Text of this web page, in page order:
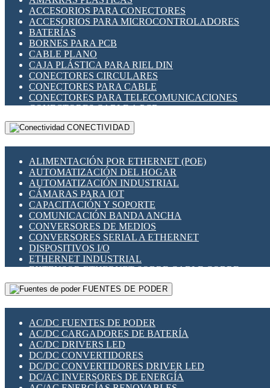
INDICADORES PARA PANEL
INTERFACES DE RELÉ
INTERRUPTORES FIN DE CARRERA
LLAVES CONMUTADORAS
MEDIDORES DE ENERGÍA Y TC'S DE CORRIENTE
MOTORES PASO A PASO
PANTALLAS HMI
PLC -CONTROLADORES LÓGICO PROGRAMABLES
PROGRAMADORES DE HORARIO
RELÉS DE PROTECCIÓN
SENSORES CAPACITIVOS
SENSORES INDUCTIVOS
TEMPORIZADORES
VARIACS
VARIADORES DE FRECUENCIA [VDF]
SECCIONADORES - INTERRUPTORES
MAQUINARIA
ACCESORIOS PARA CONECTORES
ACCESORIOS PARA MICROCONTROLADORES
BATERÍAS
BORNES PARA PCB
CABLE PLANO
CAJA PLÁSTICA PARA RIEL DIN
CONECTORES CIRCULARES
CONECTORES PARA CABLE
CONECTORES PARA TELECOMUNICACIONES
CONECTORES CABLE A PCB
CONECTORES PCB A CABLE
DIP SWITCHES
HERRAMIENTAS VARIAS
ILUMINACIÓN LED
INTERRUPTORES REED
INTERFACES DE RELÉ
OTROS RELÉS
PROTECCIÓN TÉRMICA
RELÉS AUTOMOTRICES
RELÉS DE SEÑAL
RELÉS DE ESTADO SÓLIDO SSR
RELÉS INDUSTRIALES
RELÉS MINIATURA DE POTENCIA
SENSORES MAGNÉTICOS
SWITCH Y MICROSWITCH
TARJETAS PI
UNIÓN Y DERIVACIÓN DE CABLE
CONECTIVIDAD
ALIMENTACIÓN POR ETHERNET (POE)
AUTOMATIZACIÓN DEL HOGAR
AUTOMATIZACIÓN INDUSTRIAL
CÁMARAS PARA IOT
CAPACITACIÓN Y SOPORTE
COMUNICACIÓN BANDA ANCHA
CONVERSORES DE MEDIOS
CONVERSORES SERIAL A ETHERNET
DISPOSITIVOS I/O
ETHERNET INDUSTRIAL
EXTENSOR ETHERNET SOBRE CABLE COBRE
GATEWAY LORAWAN
GESTIÓN DE REDES
PLACAS MODULARES IOT
SWITCHES Y REDES WIFI
SOLUCIONES IOT
SOLUCIONES LORAWAN
SOLUCIONES RED CELULAR
SEGURIDAD PARA REDES
FUENTES DE PODER
AC/DC FUENTES DE PODER
AC/DC CARGADORES DE BATERÍA
AC/DC DRIVERS LED
DC/DC CONVERTIDORES
DC/DC CONVERTIDORES DRIVER LED
DC/AC INVERSORES DE ENERGÍA